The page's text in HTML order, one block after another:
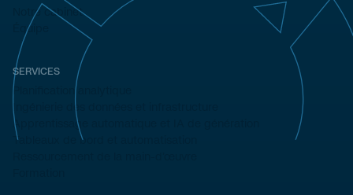
Notre cabinet
Équipe
SERVICES
Planification analytique
Ingénierie des données et infrastructure
Apprentissage automatique et IA de génération
Tableaux de bord et automatisation